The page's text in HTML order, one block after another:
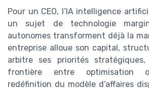
Pour un CEO, l’IA intelligence
un sujet de technologie
autonomes transforment déjà la
entreprise alloue son capital,
arbitre ses priorités
frontière entre optimisation
redéfinition du modèle d’affaires